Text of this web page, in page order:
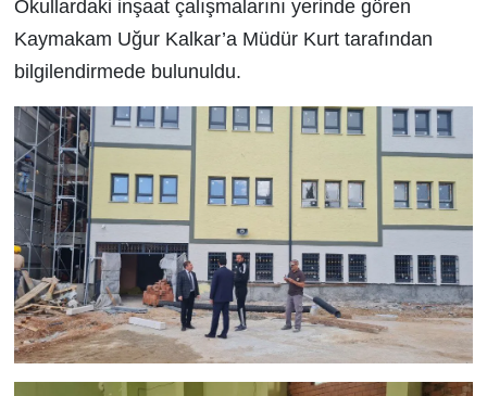
Okullardaki inşaat çalışmalarını yerinde gören
Kaymakam Uğur Kalkar’a Müdür Kurt tarafından
bilgilendirmede bulunuldu.